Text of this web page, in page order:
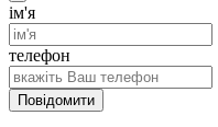
ім'я
телефон
Повідомити